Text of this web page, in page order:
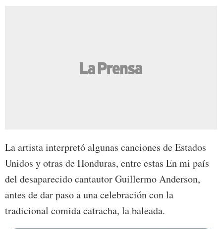
La artista interpretó algunas canciones de Estados
Unidos y otras de Honduras, entre estas En mi país
del desaparecido cantautor Guillermo Anderson,
antes de dar paso a una celebración con la
tradicional comida catracha, la baleada.